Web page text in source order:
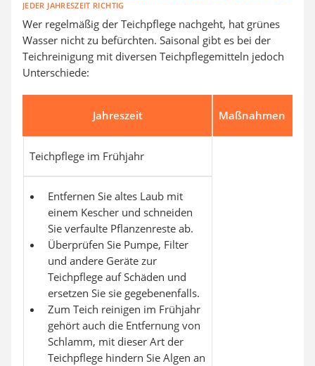
JEDER JAHRESZEIT RICHTIG
Wer regelmäßig der Teichpflege nachgeht, hat grünes
Wasser nicht zu befürchten. Saisonal gibt es bei der
Teichreinigung mit diversen Teichpflegemitteln jedoch
Unterschiede:
Jahreszeit Maßnahmen
Teichpflege im Frühjahr
Entfernen Sie altes Laub mit
einem Kescher und schneiden
Sie verfaulte Pflanzenreste ab.
Überprüfen Sie Pumpe, Filter
und andere Geräte zur
Teichpflege auf Schäden und
ersetzen Sie sie gegebenenfalls.
Zum Teich reinigen im Frühjahr
gehört auch die Entfernung von
Schlamm, mit dieser Art der
Teichpflege hindern Sie Algen an